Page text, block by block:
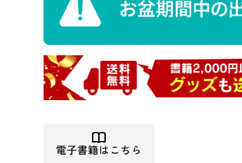
電子書籍はこちら